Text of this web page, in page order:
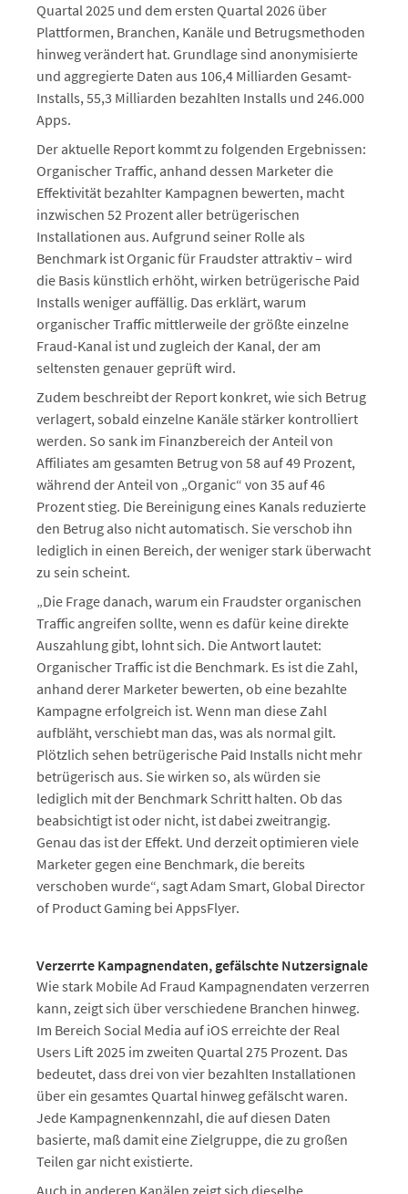
Quartal 2025 und dem ersten Quartal 2026 über
Plattformen, Branchen, Kanäle und Betrugsmethoden
hinweg verändert hat. Grundlage sind anonymisierte
und aggregierte Daten aus 106,4 Milliarden Gesamt-
Installs, 55,3 Milliarden bezahlten Installs und 246.000
Apps.
Der aktuelle Report kommt zu folgenden Ergebnissen:
Organischer Traffic, anhand dessen Marketer die
Effektivität bezahlter Kampagnen bewerten, macht
inzwischen 52 Prozent aller betrügerischen
Installationen aus. Aufgrund seiner Rolle als
Benchmark ist Organic für Fraudster attraktiv – wird
die Basis künstlich erhöht, wirken betrügerische Paid
Installs weniger auffällig. Das erklärt, warum
organischer Traffic mittlerweile der größte einzelne
Fraud-Kanal ist und zugleich der Kanal, der am
seltensten genauer geprüft wird.
Zudem beschreibt der Report konkret, wie sich Betrug
verlagert, sobald einzelne Kanäle stärker kontrolliert
werden. So sank im Finanzbereich der Anteil von
Affiliates am gesamten Betrug von 58 auf 49 Prozent,
während der Anteil von „Organic“ von 35 auf 46
Prozent stieg. Die Bereinigung eines Kanals reduzierte
den Betrug also nicht automatisch. Sie verschob ihn
lediglich in einen Bereich, der weniger stark überwacht
zu sein scheint.
„Die Frage danach, warum ein Fraudster organischen
Traffic angreifen sollte, wenn es dafür keine direkte
Auszahlung gibt, lohnt sich. Die Antwort lautet:
Organischer Traffic ist die Benchmark. Es ist die Zahl,
anhand derer Marketer bewerten, ob eine bezahlte
Kampagne erfolgreich ist. Wenn man diese Zahl
aufbläht, verschiebt man das, was als normal gilt.
Plötzlich sehen betrügerische Paid Installs nicht mehr
betrügerisch aus. Sie wirken so, als würden sie
lediglich mit der Benchmark Schritt halten. Ob das
beabsichtigt ist oder nicht, ist dabei zweitrangig.
Genau das ist der Effekt. Und derzeit optimieren viele
Marketer gegen eine Benchmark, die bereits
verschoben wurde“, sagt Adam Smart, Global Director
of Product Gaming bei AppsFlyer.
Verzerrte Kampagnendaten, gefälschte Nutzersignale
Wie stark Mobile Ad Fraud Kampagnendaten verzerren
kann, zeigt sich über verschiedene Branchen hinweg.
Im Bereich Social Media auf iOS erreichte der Real
Users Lift 2025 im zweiten Quartal 275 Prozent. Das
bedeutet, dass drei von vier bezahlten Installationen
über ein gesamtes Quartal hinweg gefälscht waren.
Jede Kampagnenkennzahl, die auf diesen Daten
basierte, maß damit eine Zielgruppe, die zu großen
Teilen gar nicht existierte.